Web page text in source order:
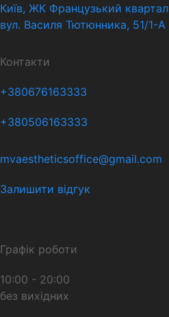
Київ, ЖК Французький квартал
вул. Василя Тютюнника, 51/1-А
Контакти
+380676163333
+380506163333
mvaestheticsoffice@gmail.com
Залишити відгук
Графік роботи
10:00 - 20:00
без вихідних